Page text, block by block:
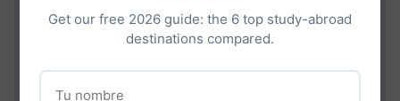
Los plazos de solicitud varían de un
programa a otro. Es importante consultar el
calendario de admisiones específico del
Get our free 2026 guide: the 6 top study-abroad
destinations compared.